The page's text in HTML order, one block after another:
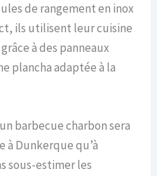
de rangement en inox
ils utilisent leur cuisine
à des panneaux
plancha adaptée à la
barbecue charbon sera
à Dunkerque qu’à
sous-estimer les